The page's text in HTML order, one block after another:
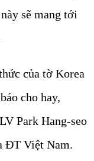
sẽ mang tới
của tờ Korea
cho hay,
Park Hang-seo
ĐT Việt Nam.